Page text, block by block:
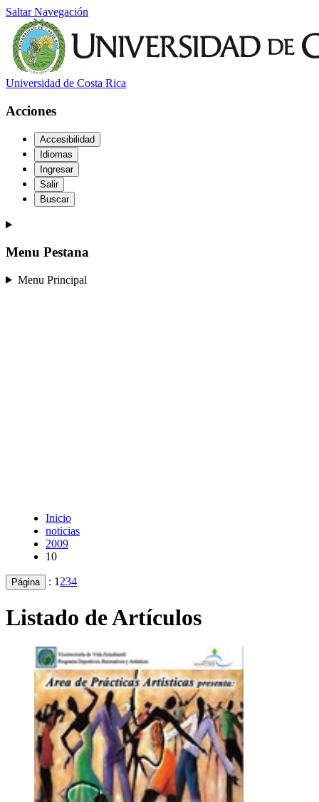
Saltar Navegación
Universidad de Costa Rica
Acciones
Accesibilidad
Idiomas
Ingresar
Salir
Buscar
Menu Pestana
Menu Principal
Inicio
noticias
2009
10
Página : 1 234
Listado de Artículos